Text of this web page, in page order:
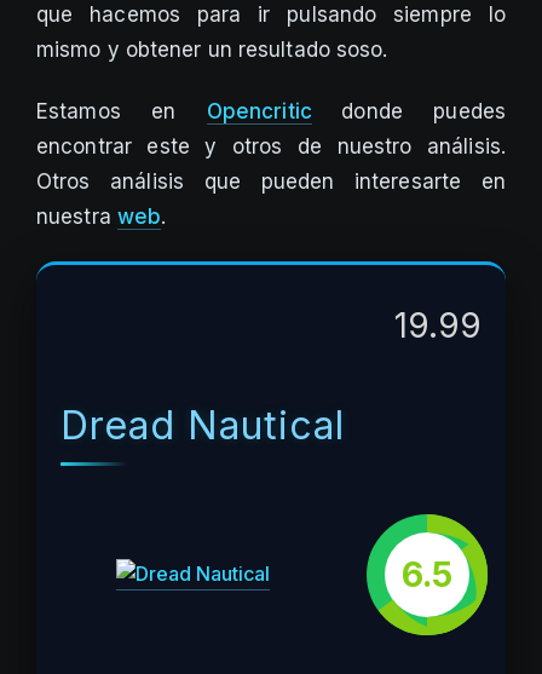
que hacemos para ir pulsando siempre lo
mismo y obtener un resultado soso.
Estamos en Opencritic
donde puedes
encontrar este y otros de nuestro análisis.
Otros análisis que pueden interesarte en
nuestra web.
Dread Nautical
19.99
6.5